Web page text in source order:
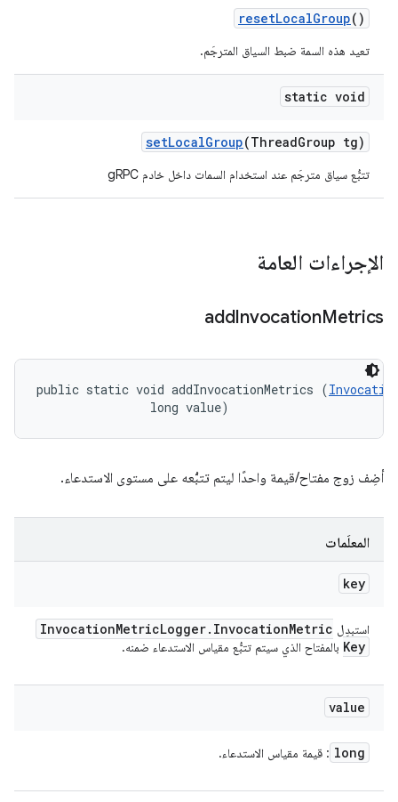
resetLocalGroup()
تعيد هذه السمة ضبط السياق المترجَم.
static void
setLocalGroup(ThreadGroup tg)
تتبُّع سياق مترجَم عند استخدام السمات داخل خادم gRPC
الإجراءات العامة
addInvocationMetrics
public static void addInvocationMetrics (
                long value)
أضِف زوج مفتاح/قيمة واحدًا ليتم تتبُّعه على مستوى الاستدعاء.
المعلَمات
key
استبدِل InvocationMetricLogger. InvocationMetric
Key بالمفتاح الذي سيتم تتبُّع مقياس الاستدعاء ضمنه.
value
long : قيمة مقياس الاستدعاء.